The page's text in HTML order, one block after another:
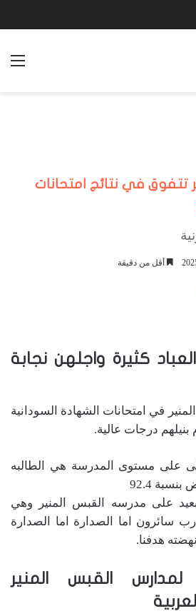
من السلاح والمخدرات
تتفوق في نتائج امتحانات
أقل من دقيقة
كثيرة واجلهن نجابة
في امتحانات الشهادة السودانية
بنيلهم درجات عالية.
على مستوى المدرسة هي الطالبه
92.4
على مدرسه القبس المنير وهي
سائرون اما الصدارة اما الصدارة
هدفنا.
القبس المنير